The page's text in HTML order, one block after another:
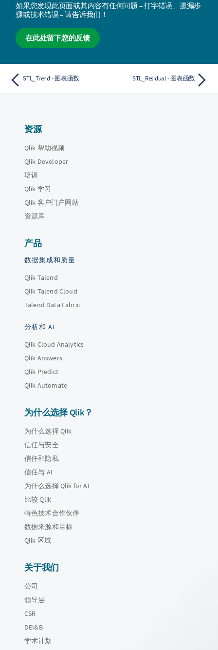
如果您发现此页面或其内容有任何问题 – 打字错误、遗漏步
骤或技术错误 – 请告诉我们！
在此处留下您的反馈
STL_Trend - 图表函数 STL_Residual - 图表函数
资源
Qlik 帮助视频
Qlik Developer
培训
Qlik 学习
Qlik 客户门户网站
资源库
产品
数据集成和质量
Qlik Talend
Qlik Talend Cloud
Talend Data Fabric
分析和 AI
Qlik Cloud Analytics
Qlik Answers
Qlik Predict
Qlik Automate
为什么选择 Qlik？
为什么选择 Qlik
信任与安全
信任和隐私
信任与 AI
为什么选择 Qlik for AI
比较 Qlik
特色技术合作伙伴
数据来源和目标
Qlik 区域
关于我们
公司
领导层
CSR
DEI&B
学术计划